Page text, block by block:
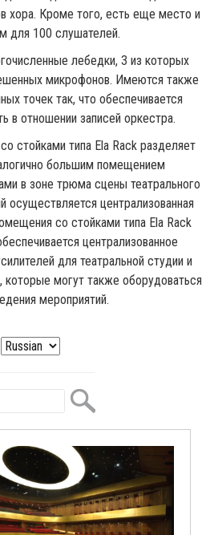
хора. Кроме того, есть еще место и
для 100 слушателей.
лебедки, 3 из которых
микрофонов. Имеются также
точек так, что обеспечивается
в отношении записей оркестра.
стойками типа Ela Rack разделяет
большим помещением
в зоне трюма сцены театрального
осуществляется централизованная
со стойками типа Ela Rack
централизованное
для театральной студии и
могут также оборудоваться
мероприятий.